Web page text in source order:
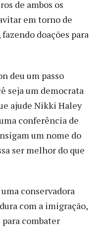
de ambos os
em torno de
doações para
deu um passo
seja um democrata
ajude Nikki Haley
conferência de
um nome do
ser melhor do que
conservadora
com a imigração,
combater